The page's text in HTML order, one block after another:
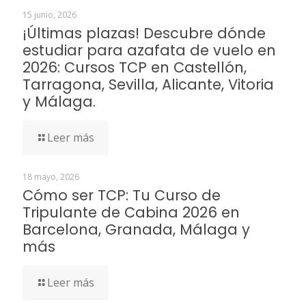
15 junio, 2026
¡Últimas plazas! Descubre dónde
estudiar para azafata de vuelo en
2026: Cursos TCP en Castellón,
Tarragona, Sevilla, Alicante, Vitoria
y Málaga.
Leer más
18 mayo, 2026
Cómo ser TCP: Tu Curso de
Tripulante de Cabina 2026 en
Barcelona, Granada, Málaga y
más
Leer más